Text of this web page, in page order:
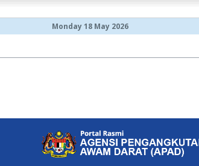
Monday 18 May 2026